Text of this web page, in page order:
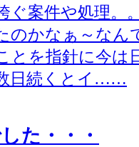
ぐ案件や処理
のかなぁ～なん
とを指針に今は
日続くとイ……
た・・・